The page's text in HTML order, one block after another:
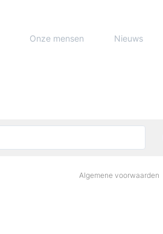
Onze mensen Nieuws
Algemene voorwaarden